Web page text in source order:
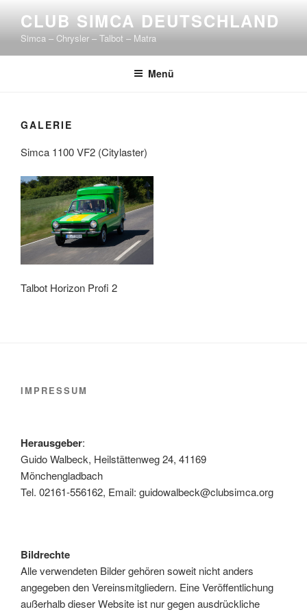
Inhalt
springen
CLUB SIMCA DEUTSCHLAND
Simca – Chrysler – Talbot – Matra
Menü
GALERIE
Simca 1100 VF2 (Citylaster)
Talbot Horizon Profi 2
IMPRESSUM
Herausgeber:
Guido Walbeck, Heilstättenweg 24, 41169
Mönchengladbach
Tel. 02161-556162, Email: guidowalbeck@clubsimca.org
Bildrechte
Alle verwendeten Bilder gehören soweit nicht anders
angegeben den Vereinsmitgliedern. Eine Veröffentlichung
außerhalb dieser Website ist nur gegen ausdrückliche